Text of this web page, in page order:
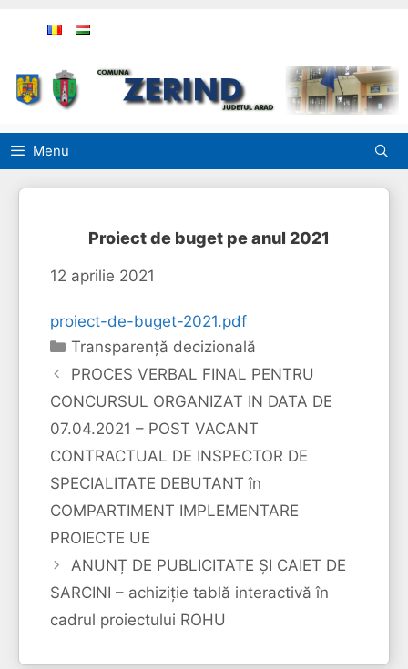
Menu
Proiect de buget pe anul 2021
12 aprilie 2021
proiect-de-buget-2021.pdf
Categorii
Transparență decizională
PROCES VERBAL FINAL PENTRU
CONCURSUL ORGANIZAT IN DATA DE
07.04.2021 – POST VACANT
CONTRACTUAL DE INSPECTOR DE
SPECIALITATE DEBUTANT în
COMPARTIMENT IMPLEMENTARE
PROIECTE UE
ANUNȚ DE PUBLICITATE ȘI CAIET DE
SARCINI – achiziție tablă interactivă în
cadrul proiectului ROHU